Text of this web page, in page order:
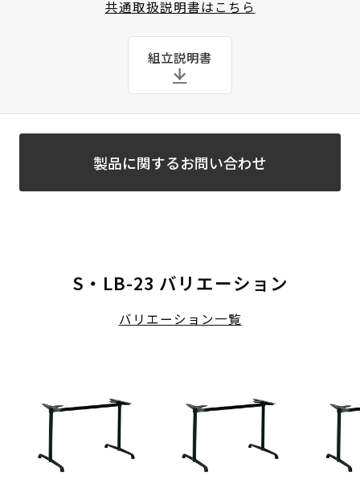
共通取扱説明書はこちら
組立説明書
製品に関するお問い合わせ
S・LB-23 バリエーション
バリエーション一覧